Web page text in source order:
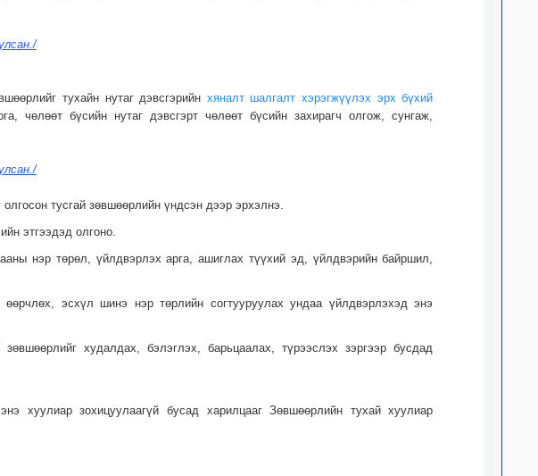
тухайн нутаг дэвсгэрийн хяналт шалгалт хэрэгжүүлэх эрх бүхий
чөлөөт бүсийн нутаг дэвсгэрт чөлөөт бүсийн захирагч олгож, сунгаж,
тусгай зөвшөөрлийн үндсэн дээр эрхэлнэ.
этгээдэд олгоно.
нэр төрөл, үйлдвэрлэх арга, ашиглах түүхий эд, үйлдвэрийн байршил,
эсхүл шинэ нэр төрлийн согтууруулах ундаа үйлдвэрлэхэд энэ
худалдах, бэлэглэх, барьцаалах, түрээслэх зэргээр бусдад
хуулиар зохицуулаагүй бусад харилцааг Зөвшөөрлийн тухай хуулиар